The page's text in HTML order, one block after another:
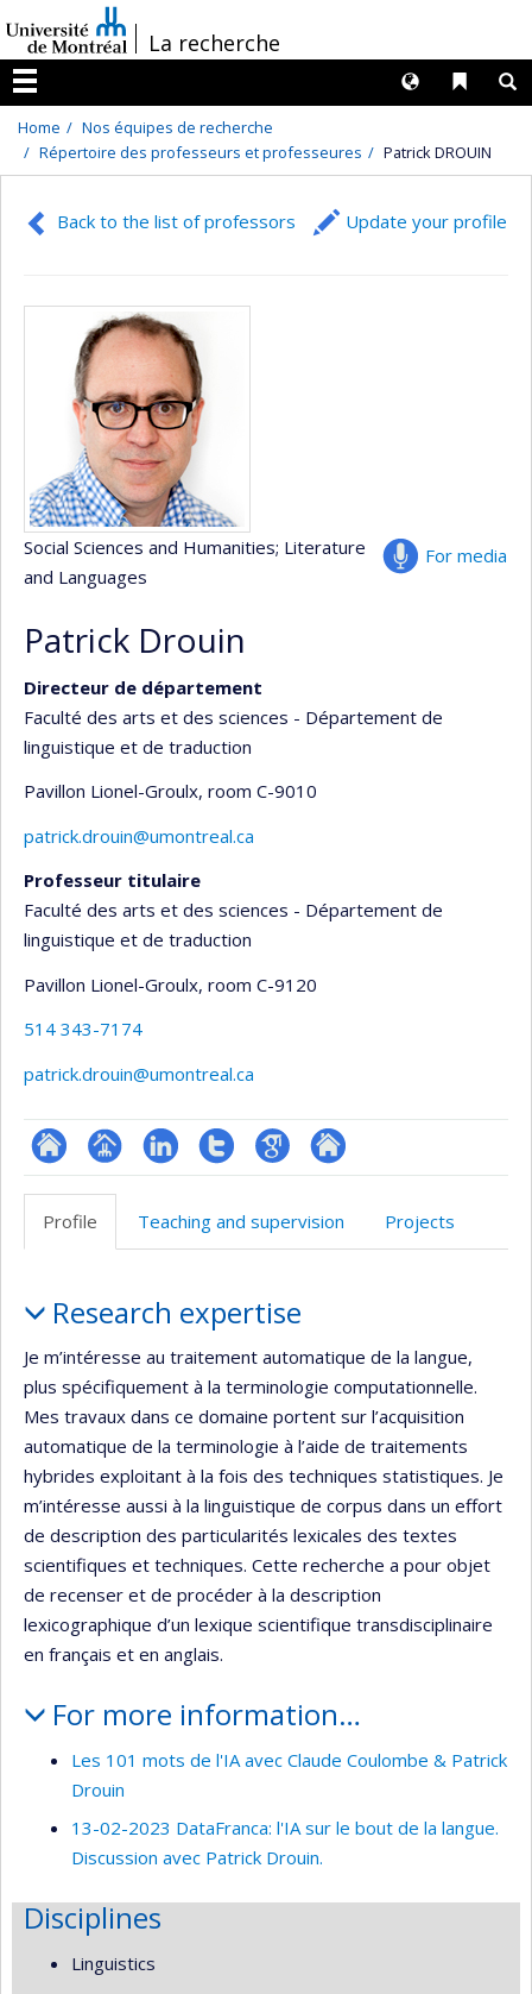
au
contenu
/La recherche
Menu
Liens
Langues
Home
Nos équipes de recherche
Répertoire des professeurs et professeures
Patrick DROUIN
Back to the list of professors Update your profile
For media
Social Sciences and Humanities; Literature
and Languages
Patrick Drouin
Directeur de département
Faculté des arts et des sciences - Département de
linguistique et de traduction
Pavillon Lionel-Groulx, room C-9010
patrick.drouin@umontreal.ca
Professeur titulaire
Faculté des arts et des sciences - Département de
linguistique et de traduction
Pavillon Lionel-Groulx, room C-9120
514 343-7174
patrick.drouin@umontreal.ca
ResearchGate
Page
(faculté,département,école)
LinkedInCompteGoogleAutre
Profile Teaching and supervision Projects
Research expertise
Je m’intéresse au traitement automatique de la langue,
plus spécifiquement à la terminologie computationnelle.
Mes travaux dans ce domaine portent sur l’acquisition
automatique de la terminologie à l’aide de traitements
hybrides exploitant à la fois des techniques statistiques. Je
m’intéresse aussi à la linguistique de corpus dans un effort
de description des particularités lexicales des textes
scientifiques et techniques. Cette recherche a pour objet
de recenser et de procéder à la description
lexicographique d’un lexique scientifique transdisciplinaire
en français et en anglais.
For more information…
Les 101 mots de l'IA avec Claude Coulombe & Patrick
Drouin
13-02-2023 DataFranca: l'IA sur le bout de la langue.
Discussion avec Patrick Drouin.
Disciplines
Linguistics